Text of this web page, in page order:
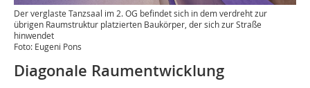
Der verglaste Tanzsaal im 2. OG befindet sich in dem verdreht zur
übrigen Raumstruktur platzierten Baukörper, der sich zur Straße
hinwendet
Foto: Eugeni Pons
Diagonale Raumentwicklung